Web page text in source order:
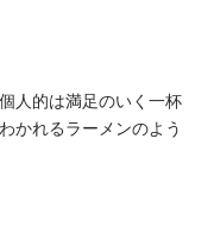
人的は満足のいく一杯
かれるラーメンのよう